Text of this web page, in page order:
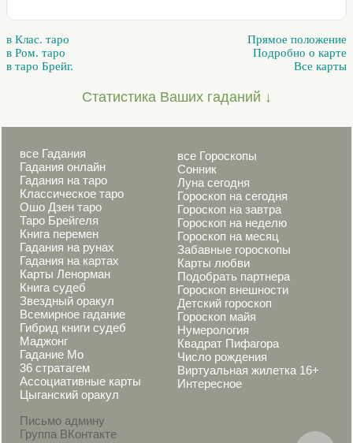
в Клас. таро
в Ром. таро
в таро Брейг.
Прямое положение
Подробно о карте
Все карты
Статистика Ваших гаданий ↓
все Гадания
Гадания онлайн
Гадания на таро
Классическое таро
Ошо Дзен таро
Таро Брейгеля
Книга перемен
Гадания на рунах
Гадания на картах
Карты Ленорман
Книга судеб
Звездный оракул
Всемирное гадание
Гибрид книги судеб
Маджонг
Гадание Мо
36 стратагем
Ассоциативные карты
Цыганский оракул
Письмо админу
Группа ВКонтакте
все Гороскопы
Сонник
Луна сегодня
Гороскоп на сегодня
Гороскоп на завтра
Гороскоп на неделю
Гороскоп на месяц
Забавные гороскопы
Карты любви
Подобрать партнера
Гороскоп внешности
Детский гороскоп
Гороскоп майя
Нумерология
Квадрат Пифагора
Число рождения
Виртуальная жилетка 16+
Интересное